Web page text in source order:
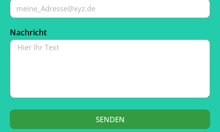
Nachricht
SENDEN